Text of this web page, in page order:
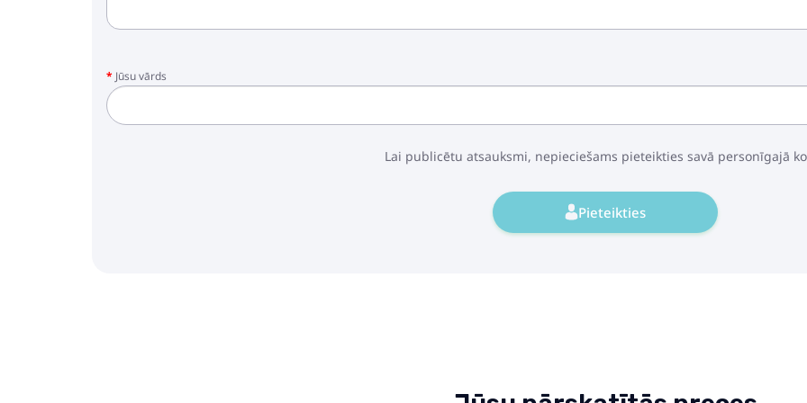
Jūsu vārds
Lai publicētu atsauksmi, nepieciešams pieteikties savā personīgajā
Pieteikties